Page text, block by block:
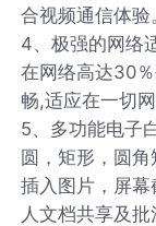
合视频通信体验
4、极强的网络
在网络高达30
畅,适应在一切网
5、多功能电子
圆，矩形，圆角
插入图片，屏
人文档共享及